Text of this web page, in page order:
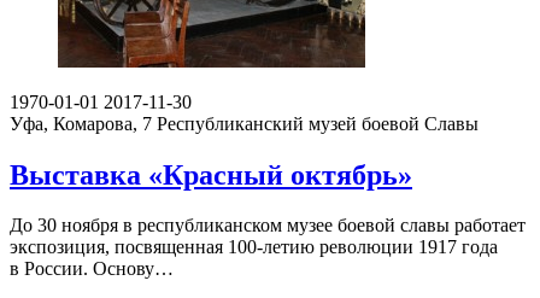
1970-01-01 2017-11-30
Уфа, Комарова, 7 Республиканский музей боевой Славы
Выставка «Красный октябрь»
До 30 ноября в республиканском музее боевой славы работает
экспозиция, посвященная 100-летию революции 1917 года
в России. Основу…